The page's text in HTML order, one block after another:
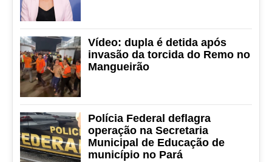
Vídeo: dupla é detida após
invasão da torcida do Remo no
Mangueirão
Polícia Federal deflagra
operação na Secretaria
Municipal de Educação de
município no Pará